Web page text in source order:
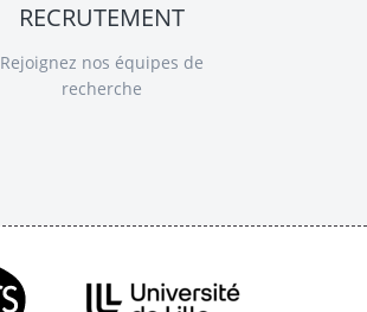
RECRUTEMENT
Rejoignez nos équipes de
recherche